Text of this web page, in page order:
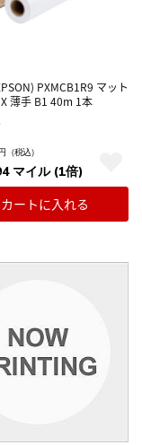
PXMCB1R9 マット
薄手 B1 40m 1本
（税込）
マイル (1倍)
カートに入れる